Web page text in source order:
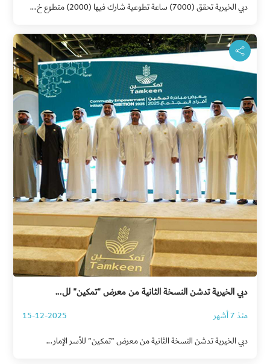
دبي الخيرية تحقق (7000) ساعة تطوعية شارك فيها (2000) متطوع خ...
دبي الخيرية تدشن النسخة الثانية من معرض "تمكين" لل...
منذ 7 أشهر
15-12-2025
دبي الخيرية تدشن النسخة الثانية من معرض "تمكين" للأسر الإمار...